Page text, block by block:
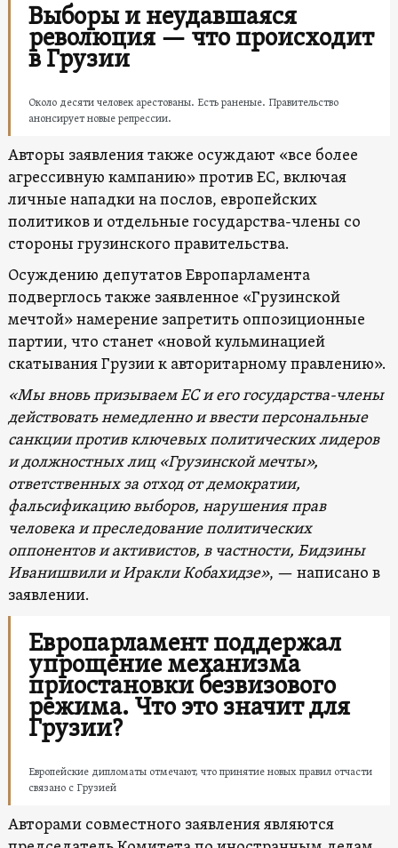
Выборы и неудавшаяся
революция — что происходит
в Грузии
Около десяти человек арестованы. Есть раненые. Правительство
анонсирует новые репрессии.
Авторы заявления также осуждают «все более
агрессивную кампанию» против ЕС, включая
личные нападки на послов, европейских
политиков и отдельные государства-члены со
стороны грузинского правительства.
Осуждению депутатов Европарламента
подверглось также заявленное «Грузинской
мечтой» намерение запретить оппозиционные
партии, что станет «новой кульминацией
скатывания Грузии к авторитарному правлению».
«Мы вновь призываем ЕС и его государства-члены
действовать немедленно и ввести персональные
санкции против ключевых политических лидеров
и должностных лиц «Грузинской мечты»,
ответственных за отход от демократии,
фальсификацию выборов, нарушения прав
человека и преследование политических
оппонентов и активистов, в частности, Бидзины
Иванишвили и Иракли Кобахидзе», — написано в
заявлении.
Европарламент поддержал
упрощение механизма
приостановки безвизового
режима. Что это значит для
Грузии?
Европейские дипломаты отмечают, что принятие новых правил отчасти
связано с Грузией
Авторами совместного заявления являются